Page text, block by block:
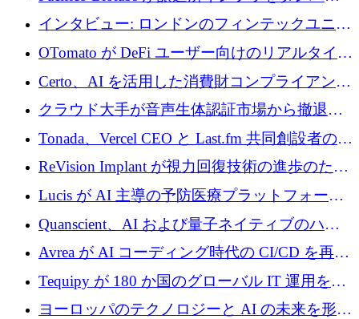
質生産に転換するために 700 万ユーロを調達
インタビュー: ロンドンのフィンテックユニコ
ーン Tide の CEO、オリバー・プリル氏
OTomato が DeFi ユーザー向けのリアルタイム
インテリジェンス レイヤーを構築するために
Improbable から 200 万ドルを調達
Certo、AI を活用した消費財コンプライアンス
プラットフォームのために 400 万ドルを調達
クラウド大手が音声生体認証市場から撤退す
るなか、Voxmindが54万6,000ポンドのプレシ
ード資金を調達
Tonada、Vercel CEO と Last.fm 共同創設者の支
援を受けてステルス撤退
ReVision Implant が視力回復技術の進歩のため
に 400 万ユーロを確保
Lucis が AI 主導の予防医療プラットフォーム
を拡大するためにシリーズ A で 2,000 万ドル
を調達
Quanscient、AI および量子ネイティブのハー
ドウェア エンジニアリングを推進するために
1,000 万ユーロを調達
Avrea が AI コーディング時代の CI/CD を再発
明するために 470 万ドルをかけてステルスか
ら浮上
Tequipy が 180 か国のグローバル IT 運用を自
動化するために 300 万ユーロ以上を調達
ヨーロッパのテクノロジーと AI の未来を形作